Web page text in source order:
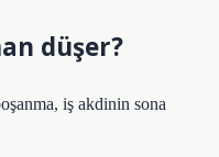
düşer?
iş akdinin sona